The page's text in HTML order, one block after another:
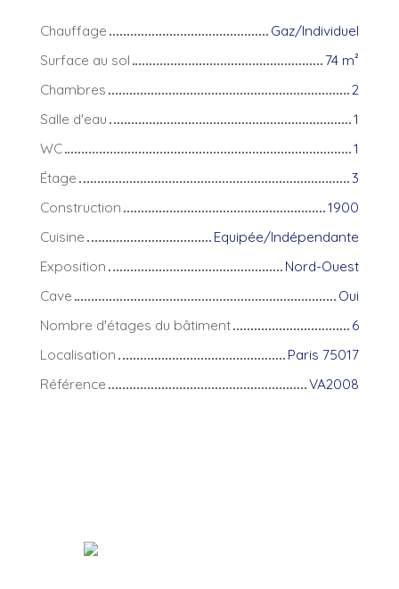
Chauffage
Gaz/Individuel
Surface au sol
74 m²
Chambres
2
Salle d'eau
1
WC
1
Étage
3
Construction
1900
Cuisine
Equipée/Indépendante
Exposition
Nord-Ouest
Cave
Oui
Nombre d'étages du bâtiment
6
Localisation
Paris 75017
Référence
VA2008